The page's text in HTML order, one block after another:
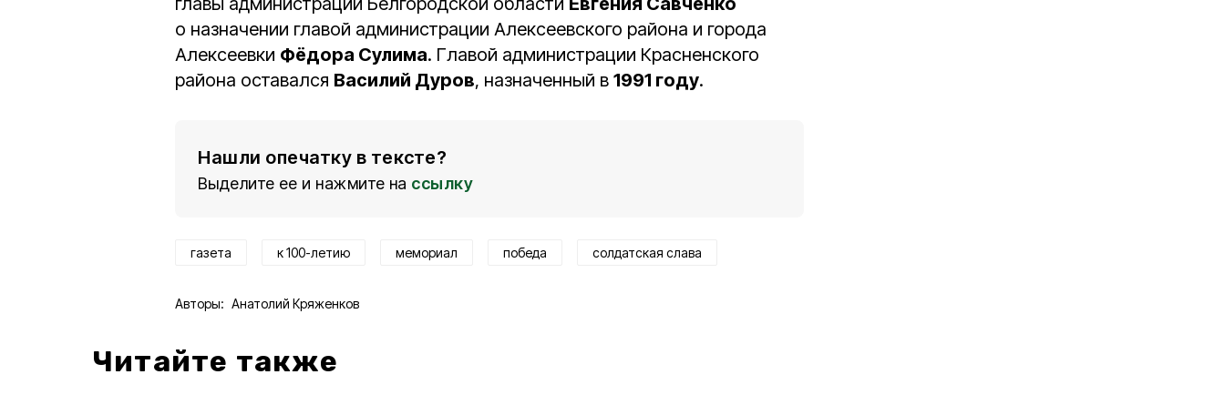
о назначении главой администрации Алексеевского района и города
Алексеевки Фёдора Сулима. Главой администрации Красненского
района оставался Василий Дуров, назначенный в 1991 году.
Нашли опечатку в тексте?
Выделите ее и нажмите на ссылку
газета к 100-летию мемориал победа солдатская слава
Авторы: Анатолий Кряженков
Читайте также